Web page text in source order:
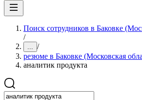
Поиск сотрудников в Баковке
/
... /
резюме в Баковке (Московская
аналитик продукта